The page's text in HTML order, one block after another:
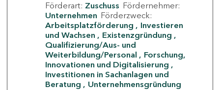
Förderart: Zuschuss Fördernehmer:
Unternehmen Förderzweck:
Arbeitsplatzförderung
Investieren
und Wachsen
Existenzgründung
Qualifizierung/Aus- und
Weiterbildung/Personal
Forschung,
Innovationen und Digitalisierung
Investitionen in Sachanlagen und
Beratung
Unternehmensgründung